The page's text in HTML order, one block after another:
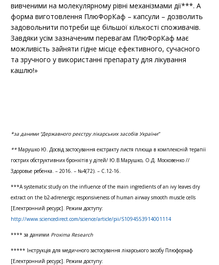
вивченими на молекулярному рівні механізмами дії***. А
форма виготовлення ПлюФорКаф – капсули – дозволить
задовольнити потреби ще більшої кількості споживачів.
Завдяки усім зазначеним перевагам ПлюФорКаф має
можливість зайняти гідне місце ефективного, сучасного
та зручного у використанні препарату для лікування
кашлю!»
*за даними “Державного реєстру лікарських засобів України”
** Марушко Ю. Досвід застосування екстракту листя плюща в комплексній терапії
гострих обструктивних бронхітів у дітей/ Ю.В.Марушко, О.Д. Московенко //
Здоровье ребенка. – 2016. – №4(72). – С.12-16.
***A systematic study on the influence of the main ingredients of an ivy leaves dry
extract on the b2-adrenergic responsiveness of human airway smooth muscle cells
[Електронний ресурс]. Режим доступу:
http://www.sciencedirect.com/science/article/pii/S1094553914001114
**** за даними Proxima Research
***** Інструкція для медичного застосування лікарського засобу Плюфоркаф
[Електронний ресурс]. Режим доступу: